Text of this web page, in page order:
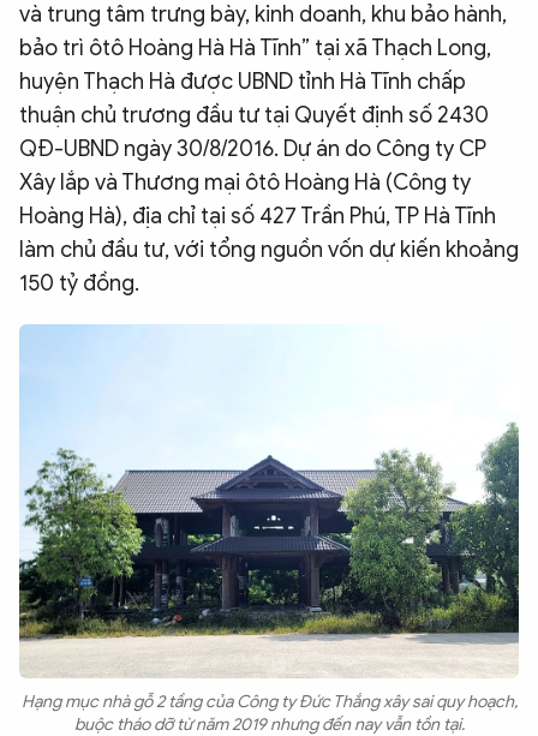
ĐA PHƯƠNG TIỆN
eMagazine
Video Ảnh
Infographic
Chuyên trang An ninh thế giới
Văn nghệ Công an
Chuyên đề
và trung tâm trưng bày, kinh doanh, khu bảo hành,
bảo trì ôtô Hoàng Hà Hà Tĩnh” tại xã Thạch Long,
huyện Thạch Hà được UBND tỉnh Hà Tĩnh chấp
thuận chủ trương đầu tư tại Quyết định số 2430
QĐ-UBND ngày 30/8/2016. Dự án do Công ty CP
Xây lắp và Thương mại ôtô Hoàng Hà (Công ty
Hoàng Hà), địa chỉ tại số 427 Trần Phú, TP Hà Tĩnh
làm chủ đầu tư, với tổng nguồn vốn dự kiến khoảng
150 tỷ đồng.
Hạng mục nhà gỗ 2 tầng của Công ty Đức Thắng xây sai quy hoạch,
buộc tháo dỡ từ năm 2019 nhưng đến nay vẫn tồn tại.